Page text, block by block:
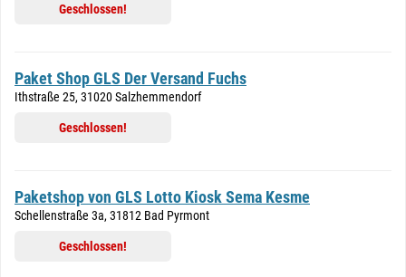
Geschlossen!
Paket Shop GLS Der Versand Fuchs
Ithstraße 25, 31020 Salzhemmendorf
Geschlossen!
Paketshop von GLS Lotto Kiosk Sema Kesme
Schellenstraße 3a, 31812 Bad Pyrmont
Geschlossen!